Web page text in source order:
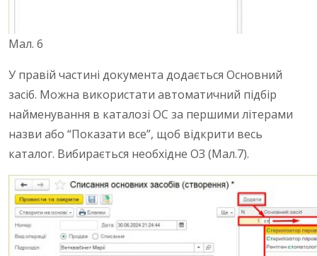
Мал. 6
У правій частині документа додається Основний
засіб. Можна використати автоматичний підбір
найменування в каталозі ОС за першими літерами
назви або “Показати все”, щоб відкрити весь
каталог. Вибирається необхідне ОЗ (Мал.7).